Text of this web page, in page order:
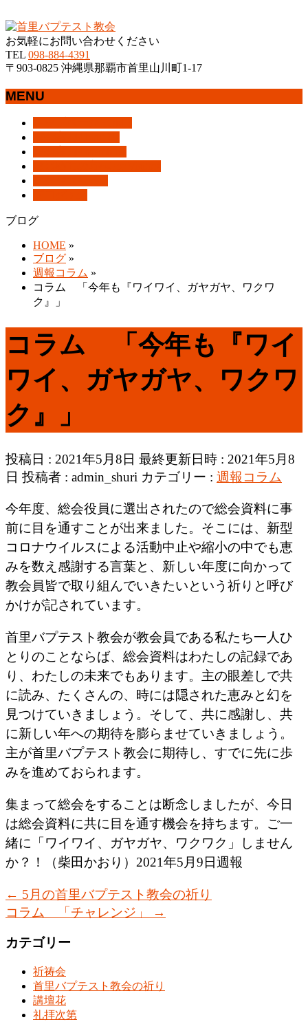
お気軽にお問い合わせください
TEL 098-884-4391
〒903-0825 沖縄県那覇市首里山川町1-17
MENU
す
ブログ
HOME »
ブログ »
週報コラム »
コラム 「今年も『ワイワイ、ガヤガヤ、ワクワ
ク』」
コラム 「今年も『ワイ
ワイ、ガヤガヤ、ワクワ
ク』」
投稿日 : 2021年5月8日 最終更新日時 : 2021年5月8
日 投稿者 : admin_shuri カテゴリー : 週報コラム
今年度、総会役員に選出されたので総会資料に事
前に目を通すことが出来ました。そこには、新型
コロナウイルスによる活動中止や縮小の中でも恵
みを数え感謝する言葉と、新しい年度に向かって
教会員皆で取り組んでいきたいという祈りと呼び
かけが記されています。
首里バプテスト教会が教会員である私たち一人ひ
とりのことならば、総会資料はわたしの記録であ
り、わたしの未来でもあります。主の眼差しで共
に読み、たくさんの、時には隠された恵みと幻を
見つけていきましょう。そして、共に感謝し、共
に新しい年への期待を膨らませていきましょう。
主が首里バプテスト教会に期待し、すでに先に歩
みを進めておられます。
集まって総会をすることは断念しましたが、今日
は総会資料に共に目を通す機会を持ちます。ご一
緒に「ワイワイ、ガヤガヤ、ワクワク」しません
か？！（柴田かおり）2021年5月9日週報
← 5月の首里バプテスト教会の祈り
コラム 「チャレンジ」
→
カテゴリー
祈祷会
首里バプテスト教会の祈り
講壇花
礼拝次第